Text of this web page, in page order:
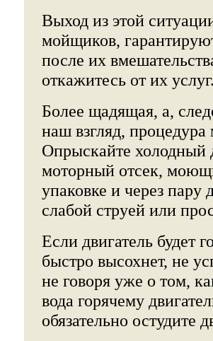
Выход из этой
мойщиков,
после их
откажитесь от их услуг.
Более щадящая, а,
наш взгляд, процедура
Опрыскайте холодный
моторный отсек,
упаковке и через пару
слабой струей или
Если двигатель будет
быстро высохнет, не
не говоря уже о том,
вода горячему
обязательно остудите